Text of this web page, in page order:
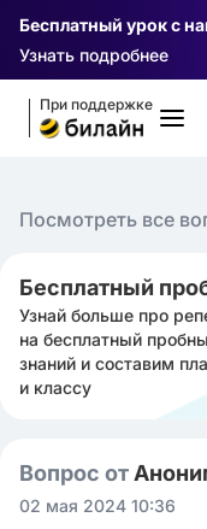
Бесплатный урок с
Узнать подробнее
При поддержке
Посмотреть все
Бесплатный
Узнай больше про
на бесплатный
знаний и составим
и классу
Вопрос от
02 мая 2024 10:36